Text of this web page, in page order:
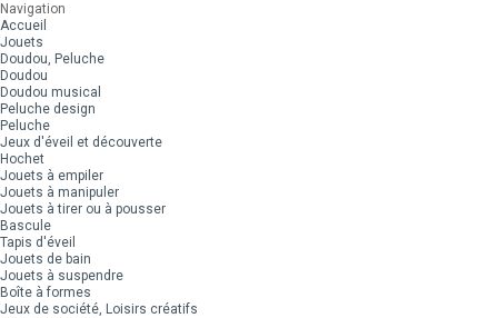
Navigation
Accueil
Jouets
Doudou, Peluche
Doudou
Doudou musical
Peluche design
Peluche
Jeux d'éveil et découverte
Hochet
Jouets à empiler
Jouets à manipuler
Jouets à tirer ou à pousser
Bascule
Tapis d'éveil
Jouets de bain
Jouets à suspendre
Boîte à formes
Jeux de société, Loisirs créatifs